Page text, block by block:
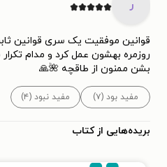
ر
قوانین موفقیت یک سری قوانین
روزمره بهشون عمل کرد و مدام
بشن ممنون از طاقچه 🌺🙏
مفید بود (۷) مفید نبود (۴)
بریده‌هایی از کتاب